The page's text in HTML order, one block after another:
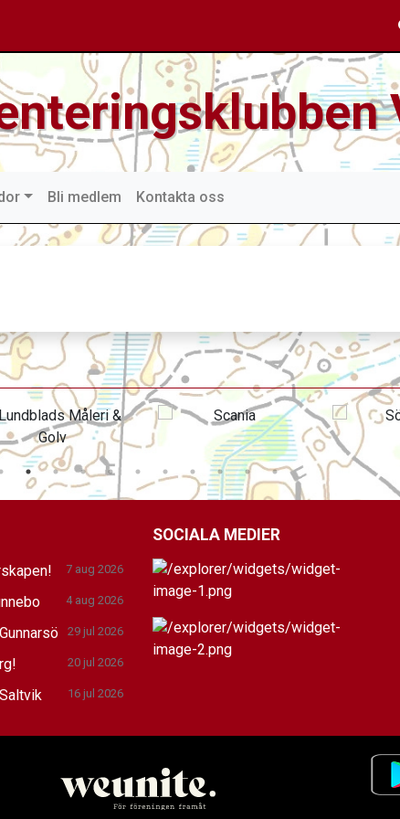
Bli medlem Kontakta oss
7 aug 2026
4 aug 2026
29 jul 2026
20 jul 2026
16 jul 2026
SOCIALA MEDIER